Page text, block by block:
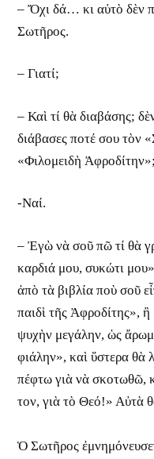
– Ὄχι δά… κι αὐτὸ δὲν
Σωτῆρος.
– Γιατί;
– Καὶ τί θὰ διαβάσης;
διάβασες ποτέ σου τὸν
«Φιλομειδὴ Ἀφροδίτην»;
-Ναί.
– Ἐγὼ νὰ σοῦ πῶ τί θὰ
καρδιά μου, συκώτι
ἀπὸ τὰ βιβλία ποὺ σοῦ
παιδὶ τῆς Ἀφροδίτης»,
ψυχὴν μεγάλην, ὡς
φιάλην», καὶ ὕστερα θὰ
πέφτω γιὰ νὰ σκοτωθῶ,
τον, γιὰ τὸ Θεό!» Αὐτὰ
Ὁ Σωτῆρος